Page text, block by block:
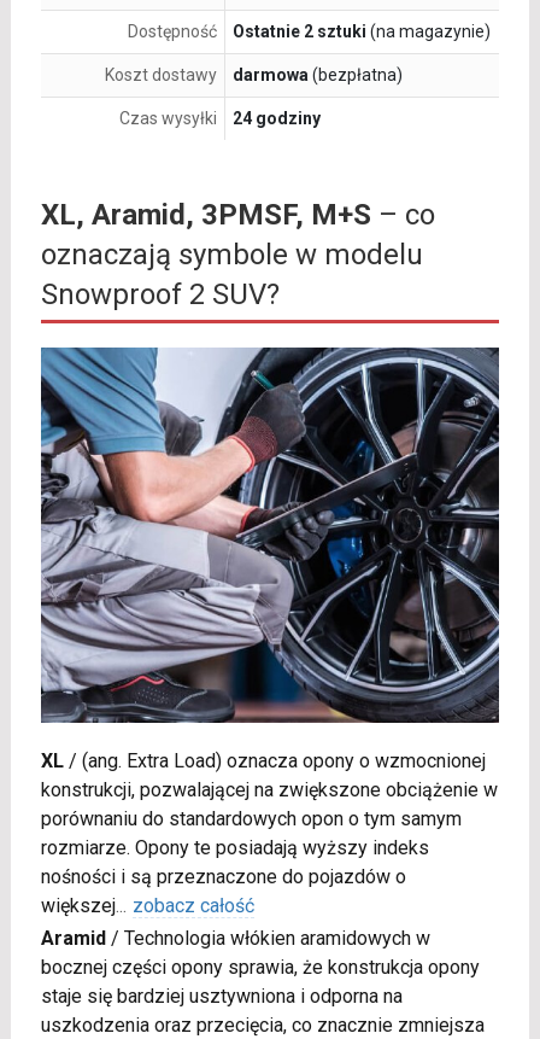
Dostępność Ostatnie 2 sztuki (na magazynie)
Koszt dostawy darmowa (bezpłatna)
Czas wysyłki 24 godziny
XL, Aramid, 3PMSF, M+S – co
oznaczają symbole w modelu
Snowproof 2 SUV?
XL/ (ang. Extra Load) oznacza opony o wzmocnionej
konstrukcji, pozwalającej na zwiększone obciążenie w
porównaniu do standardowych opon o tym samym
rozmiarze. Opony te posiadają wyższy indeks
nośności i są przeznaczone do pojazdów o
większej... zobacz całość
Aramid/ Technologia włókien aramidowych w
bocznej części opony sprawia, że konstrukcja opony
staje się bardziej usztywniona i odporna na
uszkodzenia oraz przecięcia, co znacznie zmniejsza